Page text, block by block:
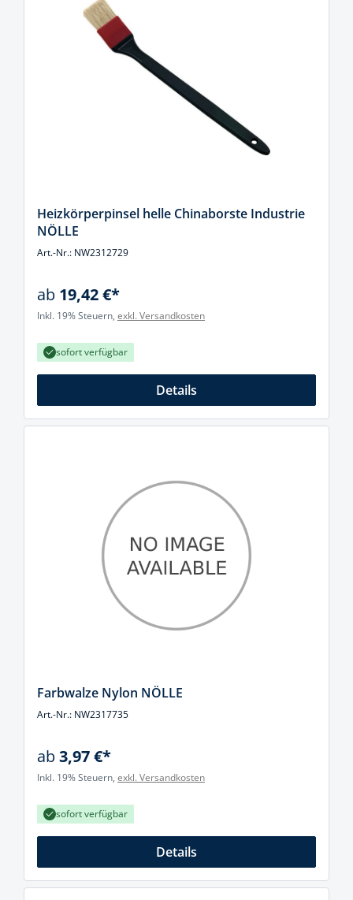
Heizkörperpinsel helle Chinaborste Industrie
NÖLLE
Art.-Nr.: NW2312729
ab 19,42 €*
Inkl. 19% Steuern, exkl. Versandkosten
sofort verfügbar
Details
Farbwalze Nylon NÖLLE
Art.-Nr.: NW2317735
ab3,97 €*
Inkl. 19% Steuern, exkl. Versandkosten
sofort verfügbar
Details